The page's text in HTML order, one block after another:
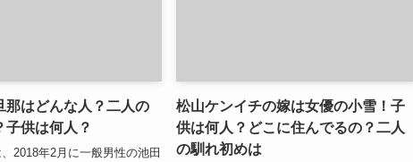
那はどんな人？二人の
子供は何人？
2018年2月に一般男性の池田
松山ケンイチの嫁は女優の小雪！子
供は何人？どこに住んでるの？二人
の馴れ初めは